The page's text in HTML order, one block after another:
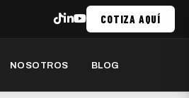
COTIZA AQUÍ
NOSOTROS BLOG